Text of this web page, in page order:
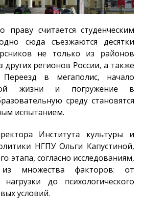
праву считается студенческим
сюда съезжаются десятки
не только из районов
других регионов России, а также
в мегаполис, начало
жизни и погружение в
среду становятся
испытанием.
Института культуры и
НГПУ Ольги Капустиной,
этапа, согласно исследованиям,
из множества факторов: от
нагрузки до психологического
условий.